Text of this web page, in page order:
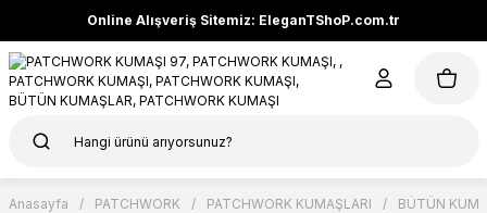
Online Alışveriş Sitemiz: EleganTShoP.com.tr
Anasayfa PATCHWORK PATCHWORK KUMAŞLARI BÜTÜN